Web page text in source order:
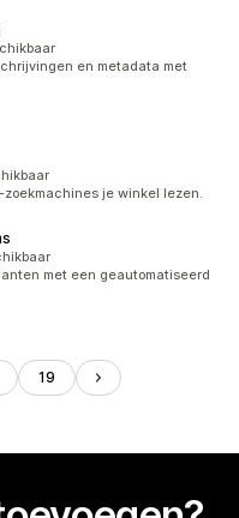
en metadata met
je winkel lezen.
met een geautomatiseerd
19